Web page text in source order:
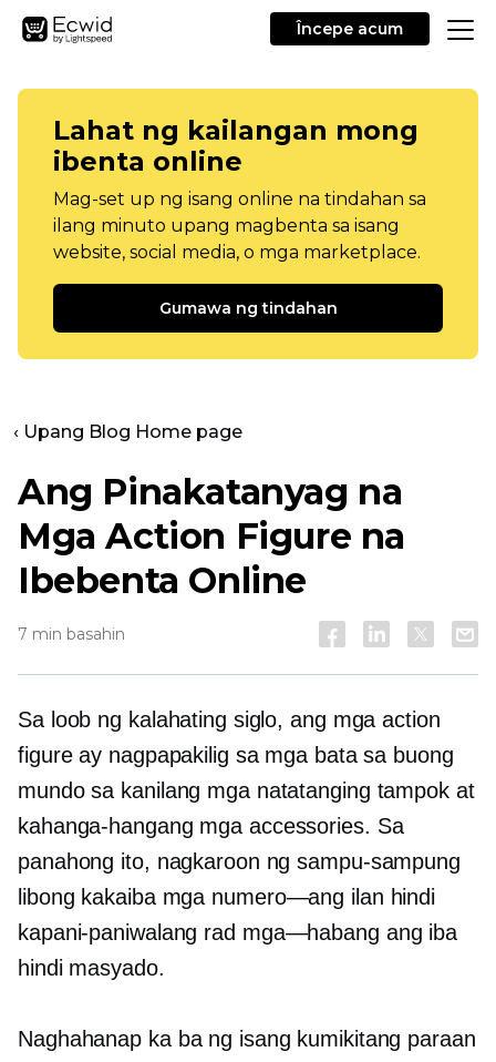
Începe acum
Lahat ng kailangan mong
ibenta online
Mag-set up ng isang online na tindahan sa
ilang minuto upang magbenta sa isang
website, social media, o mga marketplace.
Gumawa ng tindahan
‹ Upang Blog Home page
Ang Pinakatanyag na
Mga Action Figure na
Ibebenta Online
7 min basahin
Sa loob ng kalahating siglo, ang mga action
figure ay nagpapakilig sa mga bata sa buong
mundo sa kanilang mga natatanging tampok at
kahanga-hangang mga accessories. Sa
panahong ito, nagkaroon ng sampu-sampung
libong kakaiba mga numero—ang ilan hindi
kapani-paniwalang rad mga—habang ang iba
hindi masyado.
Naghahanap ka ba ng isang kumikitang paraan